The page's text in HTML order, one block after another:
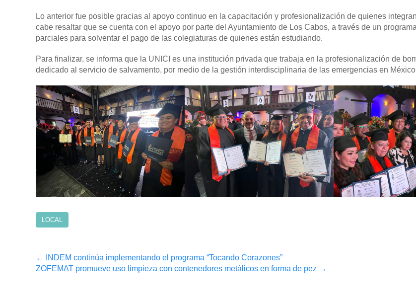
Lo anterior fue posible gracias al apoyo continuo en la capacitación y profesionalización de quienes
cabe resaltar que se cuenta con el apoyo por parte del Ayuntamiento de Los Cabos, a través de un
parciales para solventar el pago de las colegiaturas de quienes están estudiando.
Para finalizar, se informa que la UNICI es una institución privada que trabaja en la profesionalización de
dedicado al servicio de salvamento, por medio de la gestión interdisciplinaria de las emergencias en
LOCAL
Post
navigation
←
INDEM continúa implementando el programa “Tocando Corazones”
ZOFEMAT promueve uso limpieza con contenedores metálicos en forma de pez →